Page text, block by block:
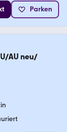
Parken
AU neu/